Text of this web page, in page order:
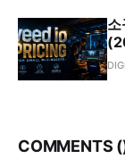
소
COMMENTS (